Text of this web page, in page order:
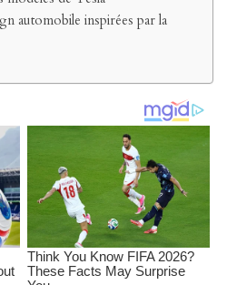
automobile inspirées par la